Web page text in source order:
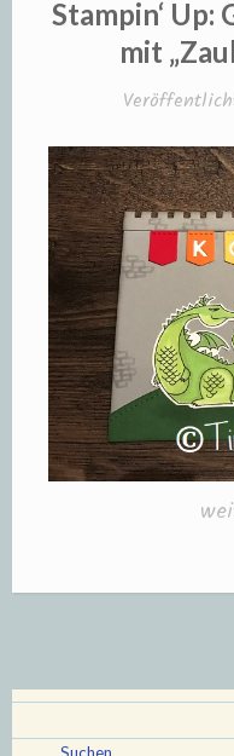
Stampin‘
mit
Suchen